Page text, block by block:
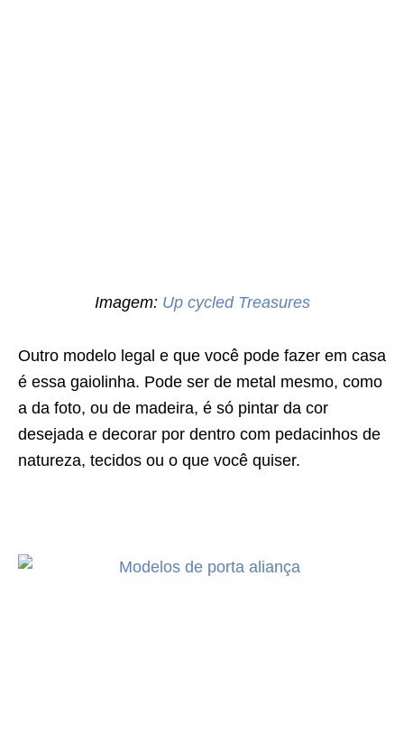
Imagem: Up cycled Treasures
Outro modelo legal e que você pode fazer em casa
é essa gaiolinha. Pode ser de metal mesmo, como
a da foto, ou de madeira, é só pintar da cor
desejada e decorar por dentro com pedacinhos de
natureza, tecidos ou o que você quiser.